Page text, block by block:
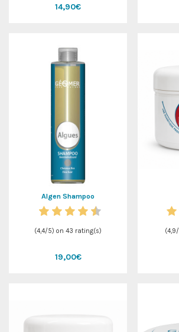
14,90€
Algen Shampoo
(4,4/5) on43 rating(s)
19,00€
(4,9/